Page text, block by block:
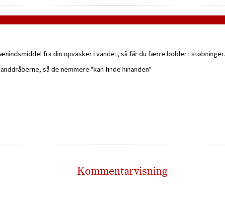
fra din opvasker i vandet, så får du færre bobler i støbninger.
så de nemmere "kan finde hinanden"
Kommentarvisning